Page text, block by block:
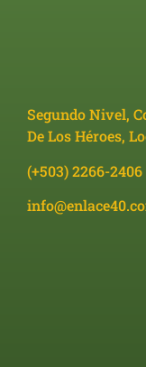
Segundo Nivel,
De Los Héroes,
(+503) 2266-2406